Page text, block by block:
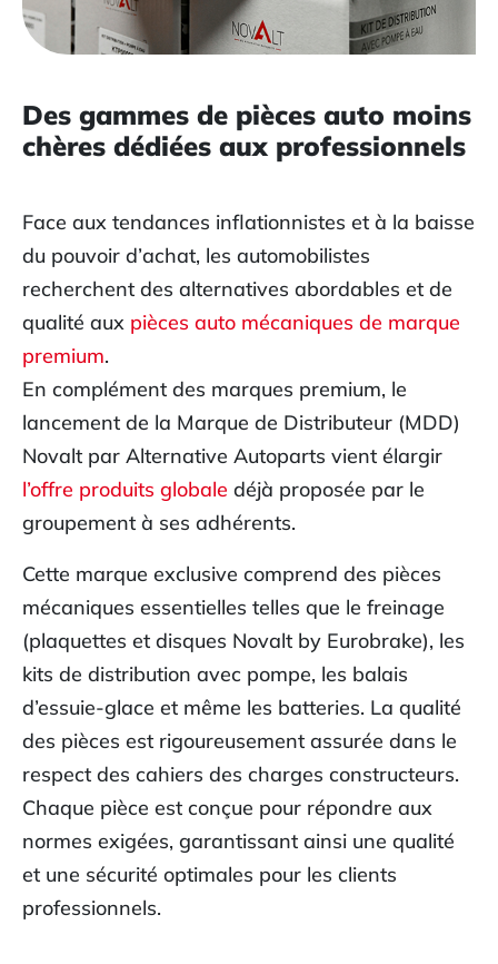
Des gammes de pièces auto moins
chères dédiées aux professionnels
Face aux tendances inflationnistes et à la baisse
du pouvoir d’achat, les automobilistes
recherchent des alternatives abordables et de
qualité aux pièces auto mécaniques de marque
premium.
En complément des marques premium, le
lancement de la Marque de Distributeur (MDD)
Novalt par Alternative Autoparts vient élargir
l’offre produits globale déjà proposée par le
groupement à ses adhérents.
Cette marque exclusive comprend des pièces
mécaniques essentielles telles que le freinage
(plaquettes et disques Novalt by Eurobrake), les
kits de distribution avec pompe, les balais
d’essuie-glace et même les batteries. La qualité
des pièces est rigoureusement assurée dans le
respect des cahiers des charges constructeurs.
Chaque pièce est conçue pour répondre aux
normes exigées, garantissant ainsi une qualité
et une sécurité optimales pour les clients
professionnels.